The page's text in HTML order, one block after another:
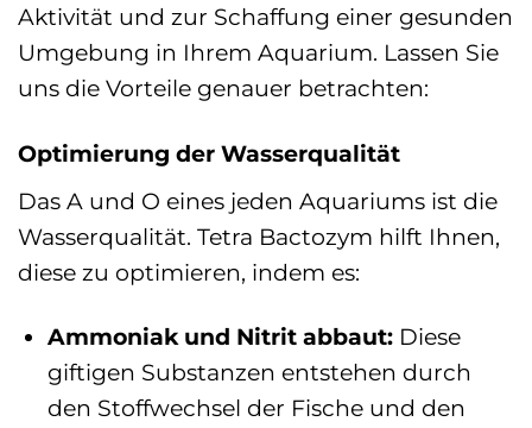
Aktivität und zur Schaffung einer gesunden
Umgebung in Ihrem Aquarium. Lassen Sie
uns die Vorteile genauer betrachten:
Optimierung der Wasserqualität
Das A und O eines jeden Aquariums ist die
Wasserqualität. Tetra Bactozym hilft Ihnen,
diese zu optimieren, indem es:
Ammoniak und Nitrit abbaut:Diese
giftigen Substanzen entstehen durch
den Stoffwechsel der Fische und den